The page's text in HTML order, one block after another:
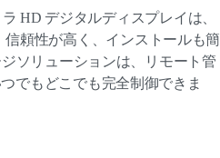
HD デジタルディスプレイは、
頼性が高く、インストールも簡
ソリューションは、リモート管
でもどこでも完全制御できま